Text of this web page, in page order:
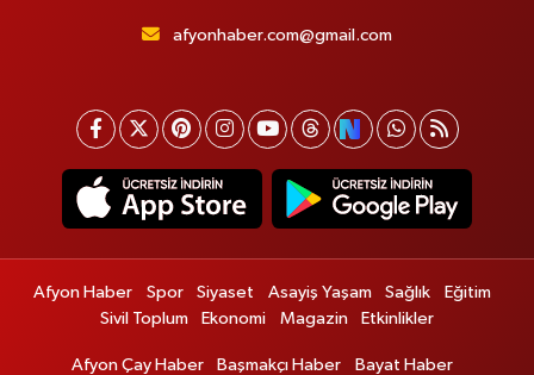
afyonhaber.com@gmail.com
Afyon Haber Spor Siyaset Asayiş Yaşam Sağlık
Eğitim
Sivil Toplum
Ekonomi Magazin Etkinlikler
Afyon Çay Haber Başmakçı Haber Bayat Haber